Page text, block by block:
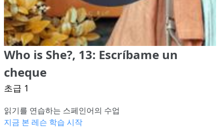
Who is She?, 13: Escríbame un
cheque
초급 1
읽기를 연습하는 스페인어의 수업
지금 본 레슨 학습 시작